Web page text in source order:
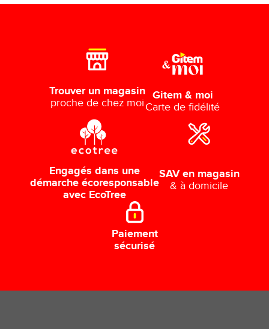
Trouver un magasin
proche de chez moi
Gitem & moi
Carte de fidélité
Engagés dans une
démarche écoresponsable
avec EcoTree
SAV en magasin
& à domicile
Paiement
sécurisé